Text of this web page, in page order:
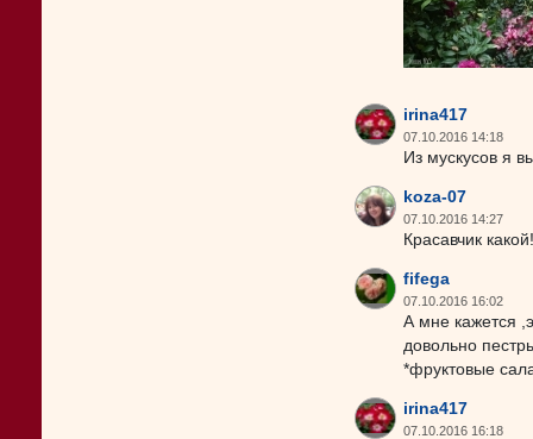
irina417
07.10.2016 14:18
Из мускусов я
koza-07
07.10.2016 14:27
Красавчик какой!
fifega
07.10.2016 16:02
А мне кажется
довольно
*фруктовые
irina417
07.10.2016 16:18